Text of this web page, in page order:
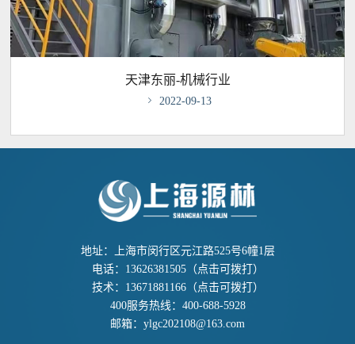
天津东丽-机械行业
 2022-09-13
地址：上海市闵行区元江路525号6幢1层
电话： 13626381505（点击可拨打）
技术： 13671881166（点击可拨打）
400服务热线： 400-688-5928
邮箱： ylgc202108@163.com